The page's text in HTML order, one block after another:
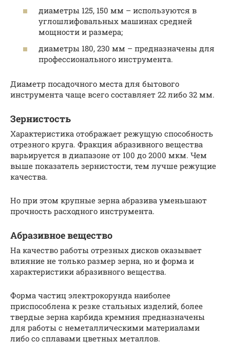
диаметры 125, 150 мм – используются в
углошлифовальных машинах средней
мощности и размера;
диаметры 180, 230 мм – предназначены для
профессионального инструмента.
Диаметр посадочного места для бытового
инструмента чаще всего составляет 22 либо 32 мм.
Зернистость
Характеристика отображает режущую способность
отрезного круга. Фракция абразивного вещества
варьируется в диапазоне от 100 до 2000 мкм. Чем
выше показатель зернистости, тем лучше режущие
качества.
Но при этом крупные зерна абразива уменьшают
прочность расходного инструмента.
Абразивное вещество
На качество работы отрезных дисков оказывает
влияние не только размер зерна, но и форма и
характеристики абразивного вещества.
Форма частиц электрокорунда наиболее
приспособлена к резке стальных изделий, более
твердые зерна карбида кремния предназначены
для работы с неметаллическими материалами
либо со сплавами цветных металлов.